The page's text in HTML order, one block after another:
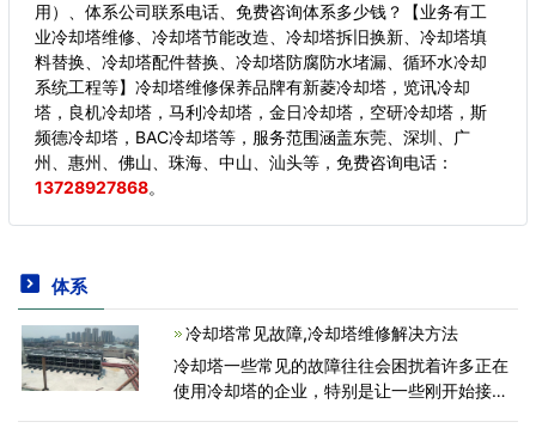
用）、体系公司联系电话、免费咨询体系多少钱？【业务有工
业冷却塔维修、冷却塔节能改造、冷却塔拆旧换新、冷却塔填
料替换、冷却塔配件替换、冷却塔防腐防水堵漏、循环水冷却
系统工程等】冷却塔维修保养品牌有新菱冷却塔，览讯冷却
塔，良机冷却塔，马利冷却塔，金日冷却塔，空研冷却塔，斯
频德冷却塔，BAC冷却塔等，服务范围涵盖东莞、深圳、广
州、惠州、佛山、珠海、中山、汕头等， 免费咨询电话：
13728927868。
体系
冷却塔常见故障,冷却塔维修解决方法
冷却塔一些常见的故障往往会困扰着许多正在
使用冷却塔的企业，特别是让一些刚开始接触